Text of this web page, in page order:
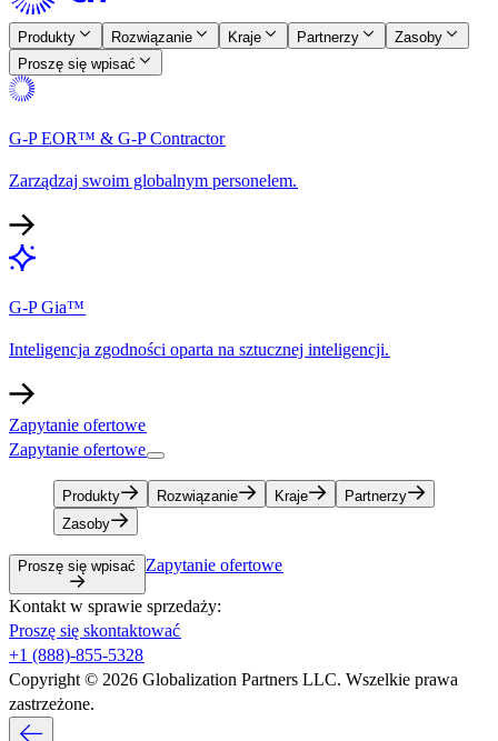
Produkty​​ Rozwiązanie​​ Kraje​​ Partnerzy​​
Zasoby​​
Proszę się wpisać​​
G-P EOR™ & G-P Contractor​​
Zarządzaj swoim globalnym personelem.​​
G-P Gia™​​
Inteligencja zgodności oparta na sztucznej inteligencji.​​
Zapytanie ofertowe​​
Zapytanie ofertowe​​
Produkty​​ Rozwiązanie​​ Kraje​​
Partnerzy​​
Zasoby​​
Proszę się wpisać​​ Zapytanie ofertowe​​
Kontakt w sprawie sprzedaży:​​
Proszę się skontaktować​​
+1 (888)-855-5328​​
Copyright © 2026 Globalization Partners LLC. Wszelkie prawa
zastrzeżone.​​